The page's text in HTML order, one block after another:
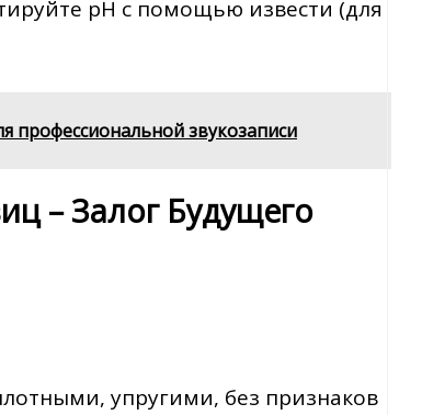
pH с помощью извести (для
звукозаписи
– Залог Будущего
упругими, без признаков